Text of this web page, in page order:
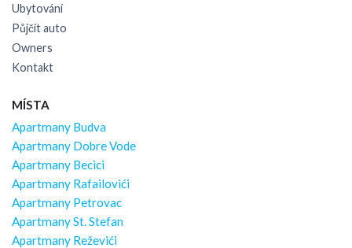
Ubytování
Půjčit auto
Owners
Kontakt
MÍSTA
Apartmany Budva
Apartmany Dobre Vode
Apartmany Becici
Apartmany Rafailovići
Apartmany Petrovac
Apartmany St. Stefan
Apartmany Reževići